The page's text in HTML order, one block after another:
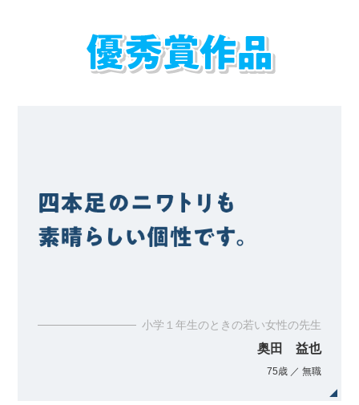
小学１年生のときの若い女性の先生
奥田 益也
75歳 ／ 無職